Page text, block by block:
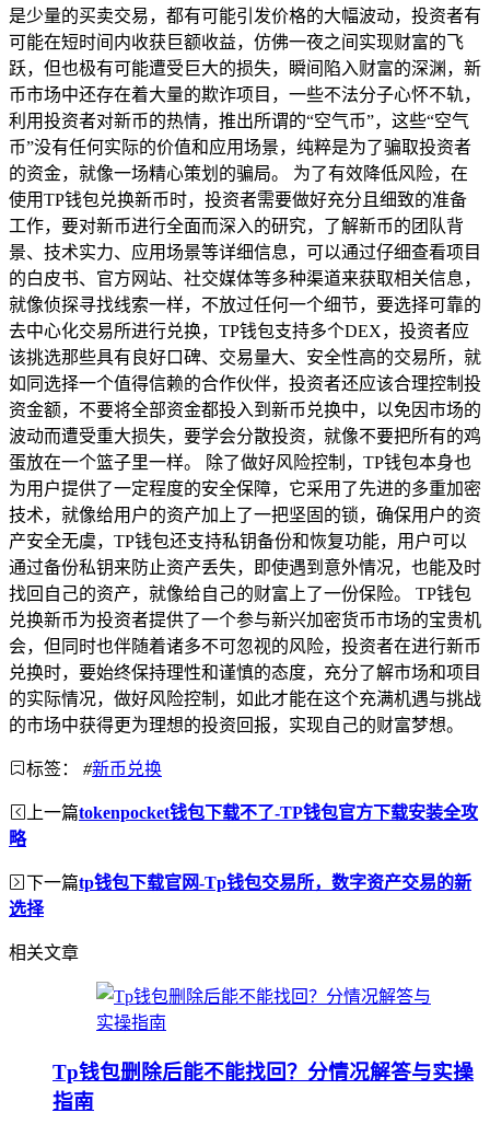
是少量的买卖交易，都有可能引发价格的大幅波动，投资者有
可能在短时间内收获巨额收益，仿佛一夜之间实现财富的飞
跃，但也极有可能遭受巨大的损失，瞬间陷入财富的深渊，新
币市场中还存在着大量的欺诈项目，一些不法分子心怀不轨，
利用投资者对新币的热情，推出所谓的“空气币”，这些“空气
币”没有任何实际的价值和应用场景，纯粹是为了骗取投资者
的资金，就像一场精心策划的骗局。 为了有效降低风险，在
使用TP钱包兑换新币时，投资者需要做好充分且细致的准备
工作，要对新币进行全面而深入的研究，了解新币的团队背
景、技术实力、应用场景等详细信息，可以通过仔细查看项目
的白皮书、官方网站、社交媒体等多种渠道来获取相关信息，
就像侦探寻找线索一样，不放过任何一个细节，要选择可靠的
去中心化交易所进行兑换，TP钱包支持多个DEX，投资者应
该挑选那些具有良好口碑、交易量大、安全性高的交易所，就
如同选择一个值得信赖的合作伙伴，投资者还应该合理控制投
资金额，不要将全部资金都投入到新币兑换中，以免因市场的
波动而遭受重大损失，要学会分散投资，就像不要把所有的鸡
蛋放在一个篮子里一样。 除了做好风险控制，TP钱包本身也
为用户提供了一定程度的安全保障，它采用了先进的多重加密
技术，就像给用户的资产加上了一把坚固的锁，确保用户的资
产安全无虞，TP钱包还支持私钥备份和恢复功能，用户可以
通过备份私钥来防止资产丢失，即使遇到意外情况，也能及时
找回自己的资产，就像给自己的财富上了一份保险。 TP钱包
兑换新币为投资者提供了一个参与新兴加密货币市场的宝贵机
会，但同时也伴随着诸多不可忽视的风险，投资者在进行新币
兑换时，要始终保持理性和谨慎的态度，充分了解市场和项目
的实际情况，做好风险控制，如此才能在这个充满机遇与挑战
的市场中获得更为理想的投资回报，实现自己的财富梦想。
标签： #新币兑换
上一篇tokenpocket钱包下载不了-TP钱包官方下载安装全攻
略
下一篇tp钱包下载官网-Tp钱包交易所，数字资产交易的新
选择
相关文章
Tp钱包删除后能不能找回？分情况解答与实操
指南